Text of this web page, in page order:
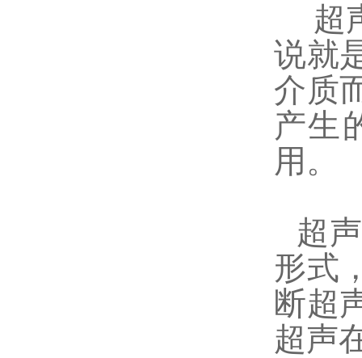
超
说就
介质
产生
用。
超
形式
断超
超声